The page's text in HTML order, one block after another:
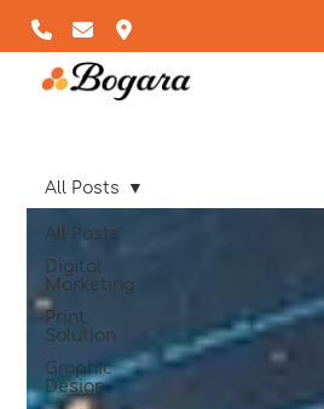
All Posts
Digital
Marketing
Print
Solution
Graphic
Design
All Posts